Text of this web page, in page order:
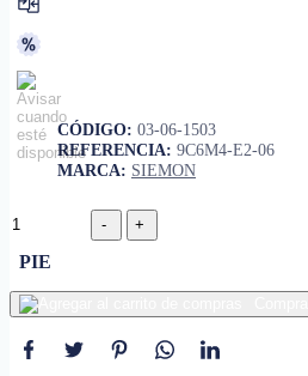
CÓDIGO: 03-06-1503
REFERENCIA: 9C6M4-E2-06
MARCA: SIEMON
PIE